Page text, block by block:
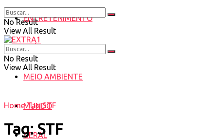
ENTRETENIMENTO
SAÚDE
MEIO AMBIENTE
MUNDO
GERAL
No Result
View All Result
No Result
View All Result
Home Tag STF
Tag:STF